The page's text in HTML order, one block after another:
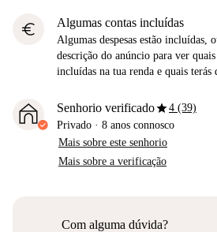
euro Algumas contas incluídas
Algumas despesas estão incluídas,
descrição do anúncio para ver quais
incluídas na tua renda e quais terás
Senhorio verificadostar4 (39)
Privado · 8 anos connosco
Mais sobre este senhorio
Mais sobre a verificação
Com alguma dúvida?